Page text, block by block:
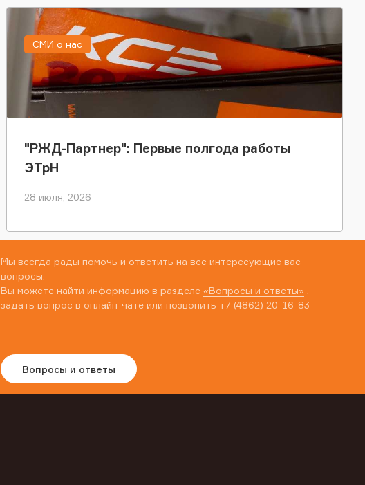
"РЖД-Партнер": Первые полгода работы
ЭТрН
28 июля, 2026
СМИ о нас
Мы всегда рады помочь и ответить на все интересующие вас
вопросы.
Вы можете найти информацию в разделе «Вопросы и ответы»
задать вопрос в онлайн-чате или позвонить +7 (4862) 20-16-83
Вопросы и ответы